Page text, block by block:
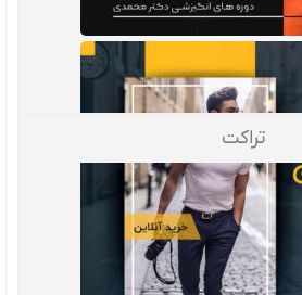
تراکت